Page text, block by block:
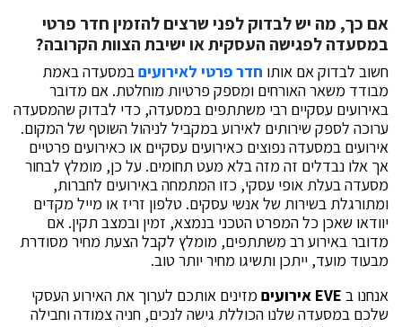
אם כך, מה יש לבדוק לפני שרצים להזמין חדר פרטי
במסעדה לפגישה העסקית או ישיבת הצוות הקרובה?
חשוב לבדוק אם אותו חדר פרטי לאירועיםבמסעדה באמת
מבודד משאר האורחים ומספק פרטיות מוחלטת. אם מדובר
באירועים עסקיים רבי משתתפים במסעדה, כדי לבדוק שהמסעדה
ערוכה לספק שירותים לאירוע במקביל לניהול השוטף של המקום.
אירועים במסעדה נפוצים כאירועים עסקיים או כאירועים פרטיים
אך אלו נבדלים זה מזה בלא מעט תחומים. על כן, מומלץ לבחור
מסעדה בעלת אופי עסקי, כזו המתמחה באירועים לחברות,
ומתורגלת בשירות של אנשי עסקים. טלפון זריז או מייל מקדים
יוודאו שאכן כל המפרט הטכני בנמצא, זמין ובמצב תקין. אם
מדובר באירוע רב משתתפים, מומלץ לקבל הצעת מחיר מסודרת
מבעוד מועד, ייתכן ותשיגו מחיר יותר טוב.
אנחנו ב EVE אירועים
מזינים אותכם לערוך את האירוע העסקי
שלכם במסעדה שלנו הכוללת גישה לנכים, חניה צמודה וחבילה